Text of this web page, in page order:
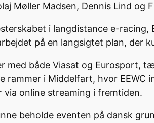
Møller Madsen, Dennis Lind
i langdistance e-
på en langsigtet plan, der
med både Viasat og Eurosport,
rammer i Middelfart, hvor
via online streaming i fremtiden.
beholde eventen på dansk